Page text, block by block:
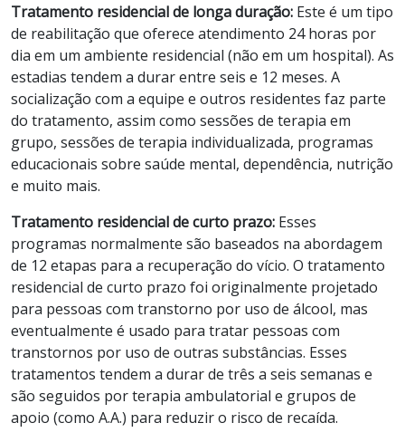
Tratamento residencial de longa duração: Este é um tipo
de reabilitação que oferece atendimento 24 horas por
dia em um ambiente residencial (não em um hospital). As
estadias tendem a durar entre seis e 12 meses. A
socialização com a equipe e outros residentes faz parte
do tratamento, assim como sessões de terapia em
grupo, sessões de terapia individualizada, programas
educacionais sobre saúde mental, dependência, nutrição
e muito mais.
Tratamento residencial de curto prazo: Esses
programas normalmente são baseados na abordagem
de 12 etapas para a recuperação do vício. O tratamento
residencial de curto prazo foi originalmente projetado
para pessoas com transtorno por uso de álcool, mas
eventualmente é usado para tratar pessoas com
transtornos por uso de outras substâncias. Esses
tratamentos tendem a durar de três a seis semanas e
são seguidos por terapia ambulatorial e grupos de
apoio (como A.A.) para reduzir o risco de recaída.